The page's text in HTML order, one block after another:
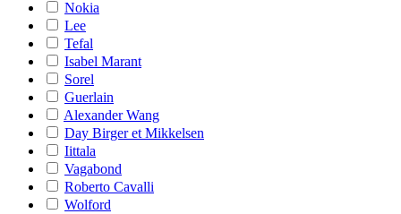
Nokia
Lee
Tefal
Isabel Marant
Sorel
Guerlain
Alexander Wang
Day Birger et Mikkelsen
Iittala
Vagabond
Roberto Cavalli
Wolford